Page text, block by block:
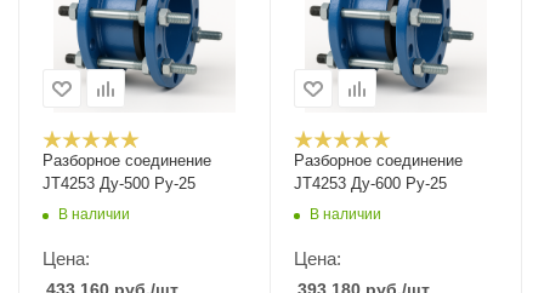
Разборное соединение
JT4253 Ду-500 Ру-25
В наличии
Цена:
Разборное соединение
JT4253 Ду-600 Ру-25
В наличии
Цена: